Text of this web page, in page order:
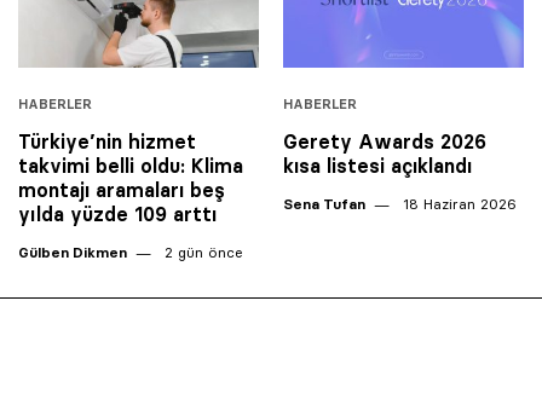
HABERLER
Türkiye’nin hizmet
takvimi belli oldu: Klima
montajı aramaları beş
yılda yüzde 109 arttı
Gülben Dikmen 2 gün önce
HABERLER
Gerety Awards 2026
kısa listesi açıklandı
Sena Tufan 18 Haziran 2026